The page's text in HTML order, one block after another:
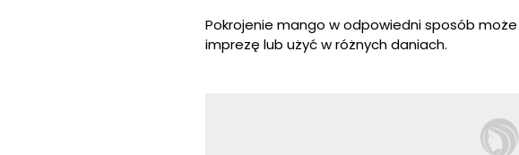
Pokrojenie mango w odpowiedni sposób
imprezę lub użyć w różnych daniach.